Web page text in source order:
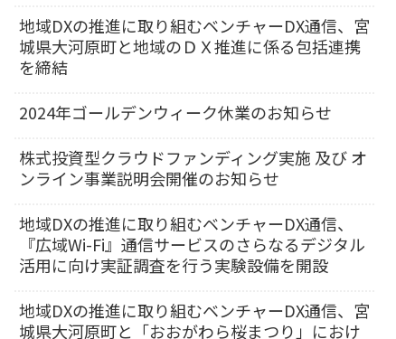
地域DXの推進に取り組むベンチャーDX通信、宮
城県大河原町と地域のＤＸ推進に係る包括連携
を締結
2024年ゴールデンウィーク休業のお知らせ
株式投資型クラウドファンディング実施 及び オ
ンライン事業説明会開催のお知らせ
地域DXの推進に取り組むベンチャーDX通信、
『広域Wi-Fi』通信サービスのさらなるデジタル
活用に向け実証調査を行う実験設備を開設
地域DXの推進に取り組むベンチャーDX通信、宮
城県大河原町と「おおがわら桜まつり」におけ